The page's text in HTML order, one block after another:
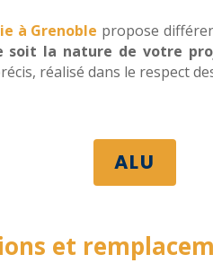
à Grenoble propose
soit la nature de votre
réalisé dans le respect
ALU
et